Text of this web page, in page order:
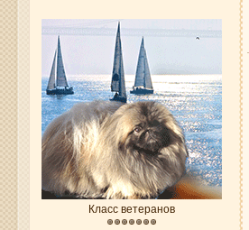
Класс ветеранов